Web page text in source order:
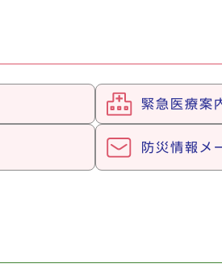
緊急医療案
防災情報メ